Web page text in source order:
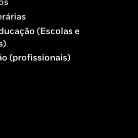
(Escolas e
(profissionais)